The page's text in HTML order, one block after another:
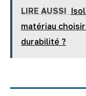
LIRE AUSSI
matériau
durabilité ?